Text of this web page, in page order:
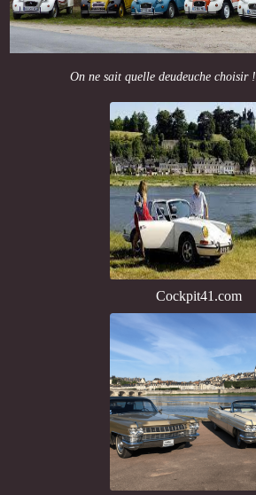
On ne sait quelle deudeuche choisir !
Cockpit41.com